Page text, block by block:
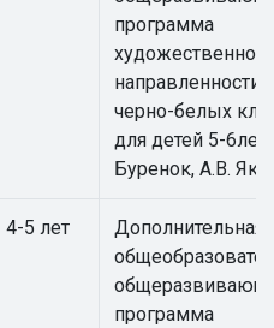
программа
художественной
направленности
черно-белых
для детей 5-6лет
Буренок, А.В.
4-5 лет
Дополнительная
программа